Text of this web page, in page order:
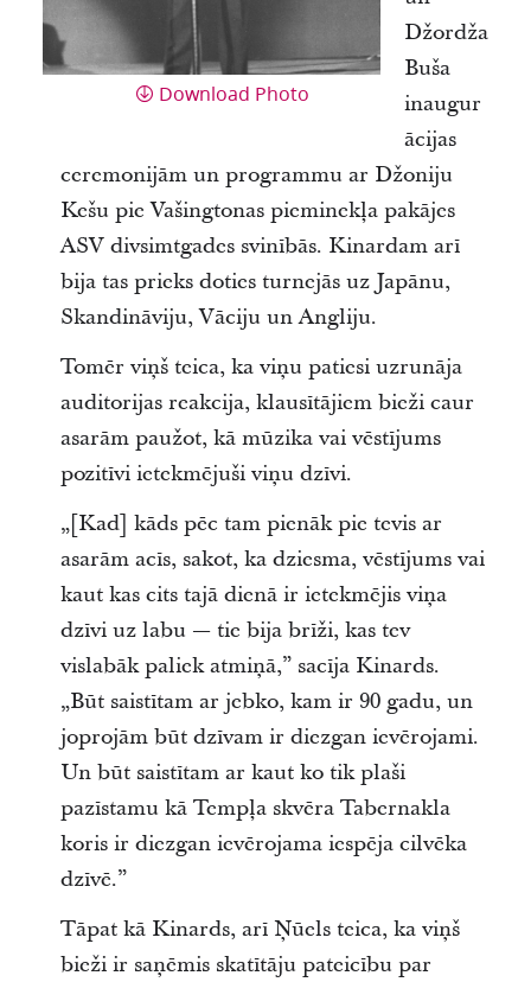
Download Photo
Džordža
Buša
inaugur
ācijas
ceremonijām un programmu ar Džoniju
Kešu pie Vašingtonas pieminekļa pakājes
ASV divsimtgades svinībās. Kinardam arī
bija tas prieks doties turnejās uz Japānu,
Skandināviju, Vāciju un Angliju.
Tomēr viņš teica, ka viņu patiesi uzrunāja
auditorijas reakcija, klausītājiem bieži caur
asarām paužot, kā mūzika vai vēstījums
pozitīvi ietekmējuši viņu dzīvi.
„[Kad] kāds pēc tam pienāk pie tevis ar
asarām acīs, sakot, ka dziesma, vēstījums vai
kaut kas cits tajā dienā ir ietekmējis viņa
dzīvi uz labu — tie bija brīži, kas tev
vislabāk paliek atmiņā,” sacīja Kinards.
„Būt saistītam ar jebko, kam ir 90 gadu, un
joprojām būt dzīvam ir diezgan ievērojami.
Un būt saistītam ar kaut ko tik plaši
pazīstamu kā Tempļa skvēra Tabernakla
koris ir diezgan ievērojama iespēja cilvēka
dzīvē.”
Tāpat kā Kinards, arī Ņūels teica, ka viņš
bieži ir saņēmis skatītāju pateicību par